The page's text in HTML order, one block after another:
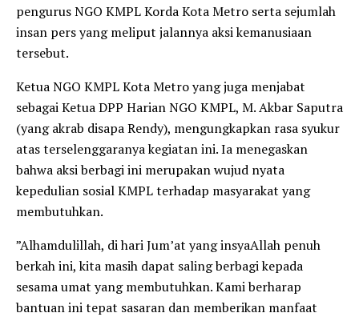
pengurus NGO KMPL Korda Kota Metro serta sejumlah
insan pers yang meliput jalannya aksi kemanusiaan
tersebut.
​Ketua NGO KMPL Kota Metro yang juga menjabat
sebagai Ketua DPP Harian NGO KMPL, M. Akbar Saputra
(yang akrab disapa Rendy), mengungkapkan rasa syukur
atas terselenggaranya kegiatan ini. Ia menegaskan
bahwa aksi berbagi ini merupakan wujud nyata
kepedulian sosial KMPL terhadap masyarakat yang
membutuhkan.
​”Alhamdulillah, di hari Jum’at yang insyaAllah penuh
berkah ini, kita masih dapat saling berbagi kepada
sesama umat yang membutuhkan. Kami berharap
bantuan ini tepat sasaran dan memberikan manfaat